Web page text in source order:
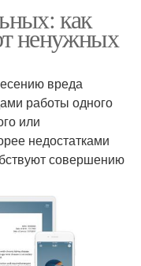
как
ненужных
вреда
работы одного
или
недостатками
совершению